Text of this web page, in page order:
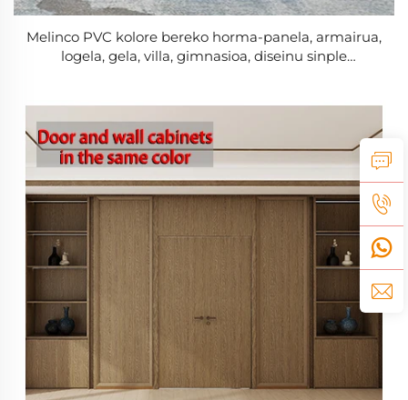
Melinco PVC kolore bereko horma-panela, armairua,
logela, gela, villa, gimnasioa, diseinu sinple